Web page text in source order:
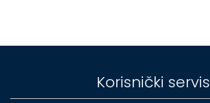
Korisnički servis